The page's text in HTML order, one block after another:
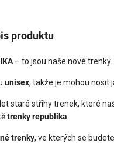
produktu
– to jsou naše nové trenky.
unisex, takže je mohou nosit
staré střihy trenek, které
trenky republika
trenky, ve kterých se